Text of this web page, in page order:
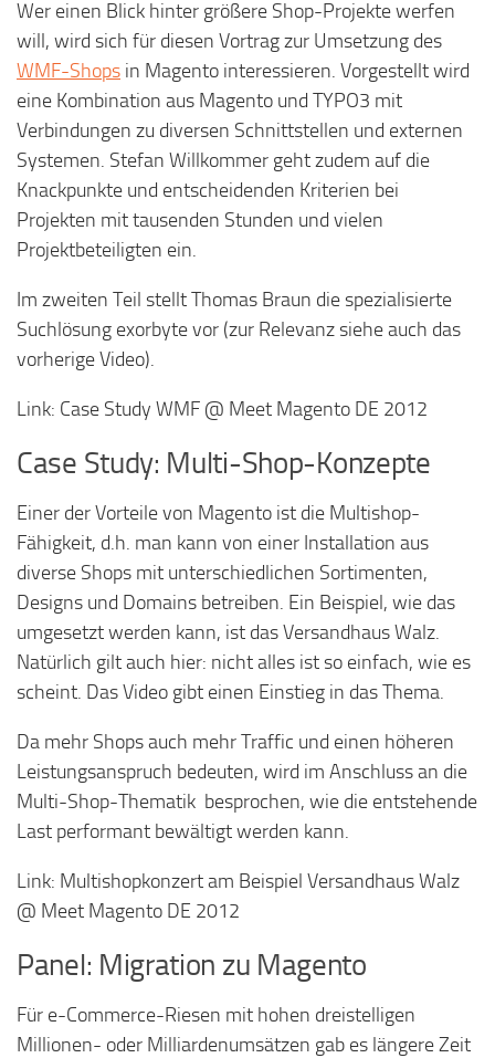
Wer einen Blick hinter größere Shop-Projekte werfen
will, wird sich für diesen Vortrag zur Umsetzung des
WMF-Shops in Magento interessieren. Vorgestellt wird
eine Kombination aus Magento und TYPO3 mit
Verbindungen zu diversen Schnittstellen und externen
Systemen. Stefan Willkommer geht zudem auf die
Knackpunkte und entscheidenden Kriterien bei
Projekten mit tausenden Stunden und vielen
Projektbeteiligten ein.
Im zweiten Teil stellt Thomas Braun die spezialisierte
Suchlösung exorbyte vor (zur Relevanz siehe auch das
vorherige Video).
Link: Case Study WMF @ Meet Magento DE 2012
Case Study: Multi-Shop-Konzepte
Einer der Vorteile von Magento ist die Multishop-
Fähigkeit, d.h. man kann von einer Installation aus
diverse Shops mit unterschiedlichen Sortimenten,
Designs und Domains betreiben. Ein Beispiel, wie das
umgesetzt werden kann, ist das Versandhaus Walz.
Natürlich gilt auch hier: nicht alles ist so einfach, wie es
scheint. Das Video gibt einen Einstieg in das Thema.
Da mehr Shops auch mehr Traffic und einen höheren
Leistungsanspruch bedeuten, wird im Anschluss an die
Multi-Shop-Thematik besprochen, wie die entstehende
Last performant bewältigt werden kann.
Link: Multishopkonzert am Beispiel Versandhaus Walz
@ Meet Magento DE 2012
Panel: Migration zu Magento
Für e-Commerce-Riesen mit hohen dreistelligen
Millionen- oder Milliardenumsätzen gab es längere Zeit